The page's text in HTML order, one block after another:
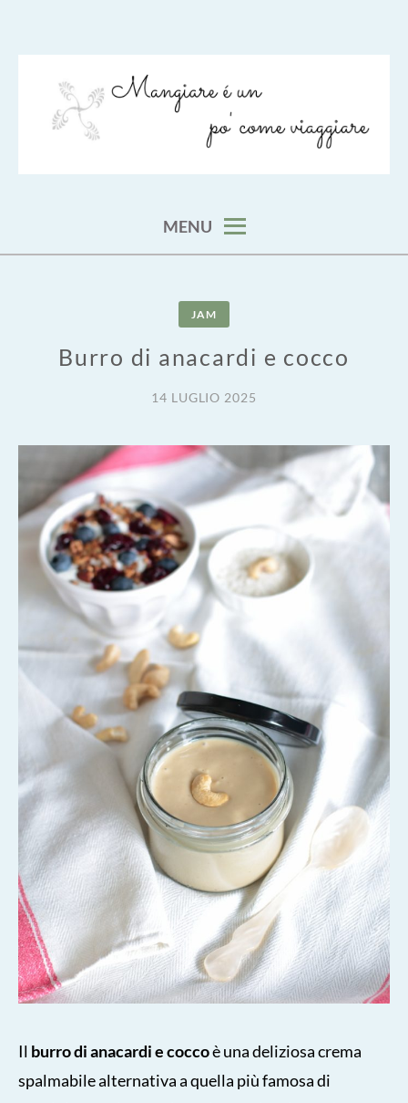
MENU
JAM
Burro di anacardi e cocco
14 LUGLIO 2025
Il burro di anacardi e coccoè una deliziosa crema
spalmabile alternativa a quella più famosa di